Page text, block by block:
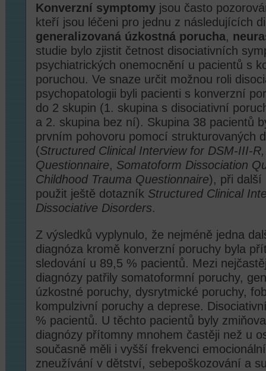
Konverzní symptomy jsou často
kteří jsou léčeni pro jednu z následujících
generalizovaná úzkostná porucha,
studie bylo zjistit četnost disociativních
psychiatrických onemocnění u pacientů s
poruchou. Ve snaze určit možnou roli
psychopatologii byli pacienti s konverzní
do 2 skupin (1. skupina s disociativní
a 2. skupina bez ní). Skupina 38 pacientů
prvním pohovoru pomocí strukturovaných
(Structured Clinical Interview for DSM-III-
Questionnaire, Somatoform Dissociation
Childhood Trauma Questionnaire), při další
použit ještě dotazník Structured Clinical
Dissociative Disorders.
Z výsledků vyplynulo, že nejméně jedna
diagnóza kromě konverzní poruchy byla
sledování u 89,5 % pacientů. Mezi
diagnózy patřily somatoformní poruchy,
úzkostné poruchy, dysrytmické poruchy,
kompulzivní poruchy a deprese.
% pacientů. U těchto pacientů byly
diagnózy přítomny mnohem častěji než u
současně měli i vyšší frekvenci
zneužívání v dětství, sebepoškozování a